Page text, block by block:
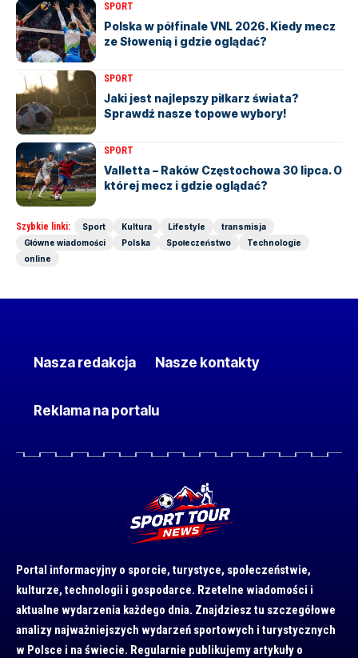
SPORT
Polska w półfinale VNL 2026. Kiedy mecz
ze Słowenią i gdzie oglądać?
SPORT
Jaki jest najlepszy piłkarz świata?
Sprawdź nasze topowe wybory!
SPORT
Valletta – Raków Częstochowa 30 lipca. O
której mecz i gdzie oglądać?
Szybkie linki: Sport Kultura Lifestyle
transmisja
Główne wiadomości
Polska Społeczeństwo
Technologie
online
Nasza redakcja Nasze kontakty
Reklama na portalu
Portal informacyjny o sporcie, turystyce, społeczeństwie,
kulturze, technologii i gospodarce. Rzetelne wiadomości i
aktualne wydarzenia każdego dnia. Znajdziesz tu szczegółowe
analizy najważniejszych wydarzeń sportowych i turystycznych
w Polsce i na świecie. Regularnie publikujemy artykuły o